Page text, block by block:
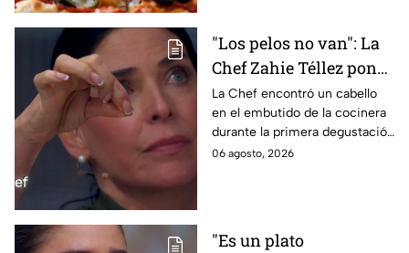
"Los pelos no van": La
Chef Zahie Téllez pone
en evidencia a Carmen
en la gala de mandiles
negros de MasterChef
24/7
La Chef encontró un cabello
en el embutido de la cocinera
durante la primera degustación
de la noche
06 agosto, 2026
"Es un plato